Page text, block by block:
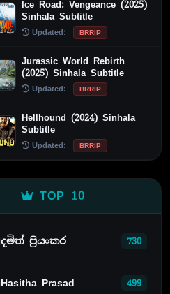
Ice Road: Vengeance (2025)
Sinhala Subtitle
Updated: BRRIP
Jurassic World Rebirth
(2025) Sinhala Subtitle
Updated: BRRIP
Hellhound (2024) Sinhala
Subtitle
Updated: BRRIP
TOP 10
දමිත් ප්‍රියංකර 730
Hasitha Prasad 499